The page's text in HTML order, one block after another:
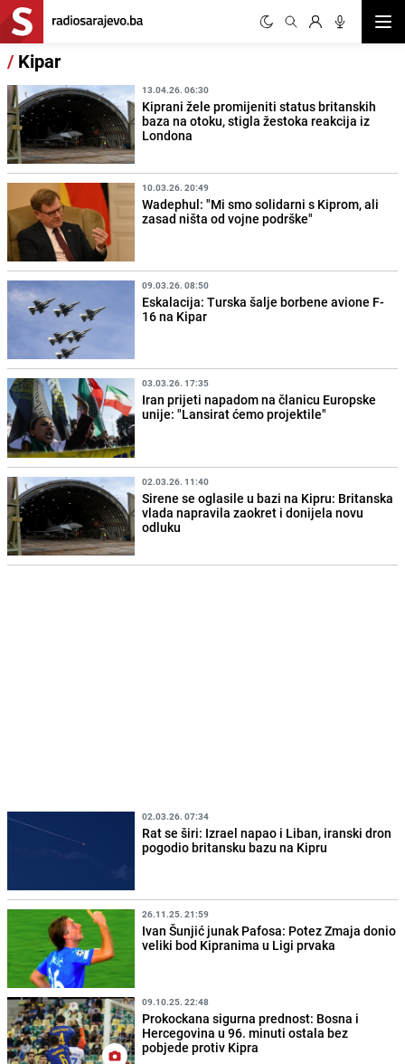
/ Kipar
13.04.26. 06:30
Kiprani žele promijeniti status britanskih
baza na otoku, stigla žestoka reakcija iz
Londona
10.03.26. 20:49
Wadephul: "Mi smo solidarni s Kiprom, ali
zasad ništa od vojne podrške"
09.03.26. 08:50
Eskalacija: Turska šalje borbene avione F-
16 na Kipar
03.03.26. 17:35
Iran prijeti napadom na članicu Europske
unije: "Lansirat ćemo projektile"
02.03.26. 11:40
Sirene se oglasile u bazi na Kipru: Britanska
vlada napravila zaokret i donijela novu
odluku
02.03.26. 07:34
Rat se širi: Izrael napao i Liban, iranski dron
pogodio britansku bazu na Kipru
26.11.25. 21:59
Ivan Šunjić junak Pafosa: Potez Zmaja donio
veliki bod Kipranima u Ligi prvaka
09.10.25. 22:48
Prokockana sigurna prednost: Bosna i
Hercegovina u 96. minuti ostala bez
pobjede protiv Kipra